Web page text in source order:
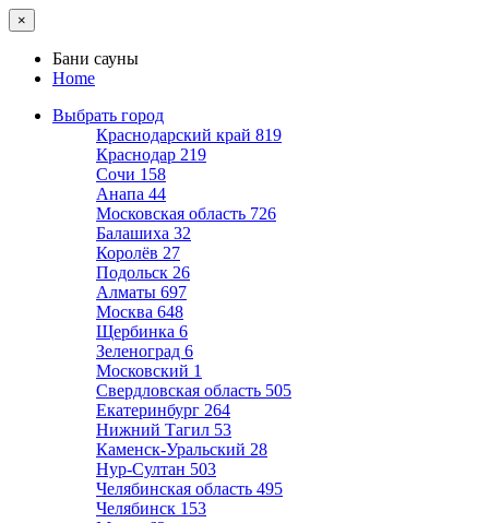
×
Бани сауны
Home
Выбрать город
Краснодарский край 819
Краснодар 219
Сочи 158
Анапа 44
Московская область 726
Балашиха 32
Королёв 27
Подольск 26
Алматы 697
Москва 648
Щербинка 6
Зеленоград 6
Московский 1
Свердловская область 505
Екатеринбург 264
Нижний Тагил 53
Каменск-Уральский 28
Нур-Султан 503
Челябинская область 495
Челябинск 153